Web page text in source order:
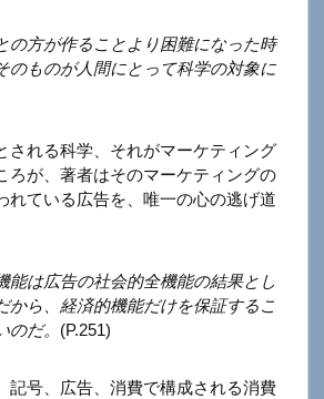
の方が作ることより困難になった時
のものが人間にとって科学の対象に
される科学、それがマーケティング
ろが、著者はそのマーケティングの
れている広告を、唯一の心の逃げ道
能は広告の社会的全機能の結果とし
から、経済的機能だけを保証するこ
だ。 (P.251)
記号、広告、消費で構成される消費